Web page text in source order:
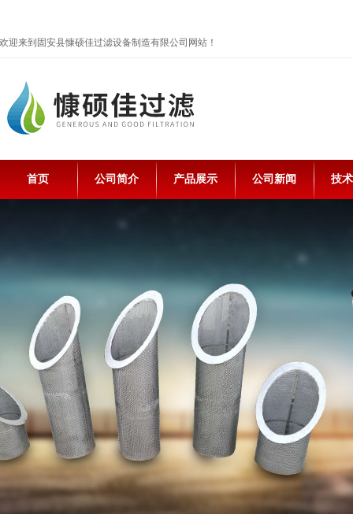
欢迎来到固安县慷硕佳过滤设备制造有限公司网站！
首页 公司简介 产品展示 公司新闻 技